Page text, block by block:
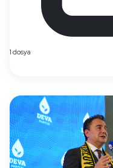
1 dosya